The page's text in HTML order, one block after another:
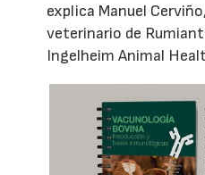
explica Manuel
veterinario de
Ingelheim Animal